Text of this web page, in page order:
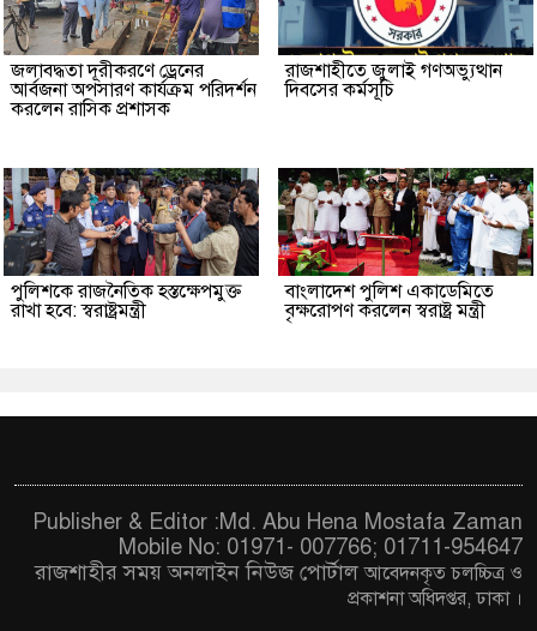
জলাবদ্ধতা দূরীকরণে ড্রেনের
আর্বজনা অপসারণ কার্যক্রম পরিদর্শন
করলেন রাসিক প্রশাসক
রাজশাহীতে জুলাই গণঅভ্যুত্থান
দিবসের কর্মসূচি
পুলিশকে রাজনৈতিক হস্তক্ষেপমুক্ত
রাখা হবে: স্বরাষ্ট্রমন্ত্রী
বাংলাদেশ পুলিশ একাডেমিতে
বৃক্ষরোপণ করলেন স্বরাষ্ট্র মন্ত্রী
Publisher & Editor :Md. Abu Hena Mostafa Zaman
Mobile No: 01971- 007766; 01711-954647
রাজশাহীর সময় অনলাইন নিউজ পোর্টালআবেদনকৃত চলচ্চিত্র ও
প্রকাশনা অধিদপ্তর, ঢাকা ।